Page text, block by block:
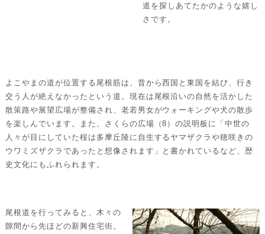
道を探しあてたかのような嬉し
さです。
よこやまの道が位置する尾根筋は、昔から西国と東国を結び、行き
交う人が絶えなかったという道。現在は尾根沿いの自然を活かした
散策路や展望広場が整備され、老若男女がウォーキングや犬の散歩
を楽しんでいます。また、さくらの広場（8）の説明板に「中世の
人々が目にしていた桜は多摩丘陵に自生するヤマザクラや穂咲きの
ウワミズザクラであったと想像されます」と書かれているなど、歴
史文化にもふれられます。
尾根道を行ってみると、木々の
隙間から先ほどの新興住宅街。